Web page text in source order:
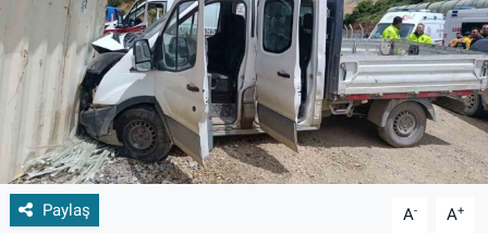
Paylaş A- A+